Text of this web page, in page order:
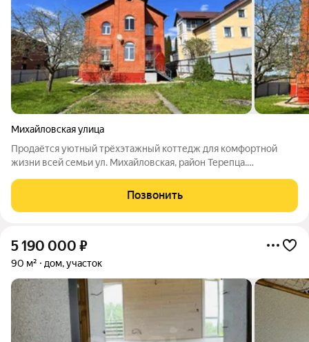
Михайловская улица
Продаётся уютный трёхэтажный коттедж для комфортной
жизни всей семьи ул. Михайловская, район Терепца.
облицовкой из красного кирпича отличная теплоизоляция и
Позвонить
5 190 000 ₽
90 м² дом, участок